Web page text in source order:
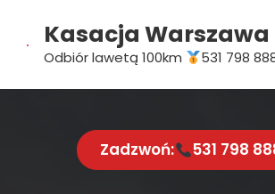
Kasacja Warszawa
Odbiór lawetą 100km 531 798
Zadzwoń: 531 798